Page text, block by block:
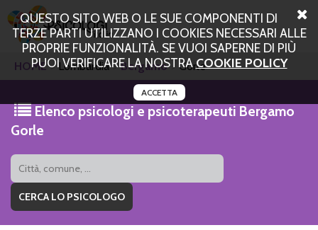
QUESTO SITO WEB O LE SUE COMPONENTI DI
TERZE PARTI UTILIZZANO I COOKIES NECESSARI ALLE
PROPRIE FUNZIONALITÀ. SE VUOI SAPERNE DI PIÙ
PUOI VERIFICARE LA NOSTRACOOKIE POLICY
ACCETTA
HOME Lombardia Bergamo Gorle
Elenco psicologi e psicoterapeuti Bergamo
Gorle